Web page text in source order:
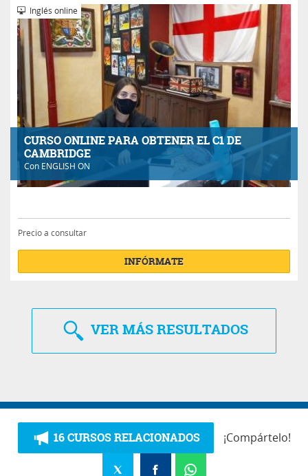
CURSO ONLINE PARA OBTENER EL C1 DE
CAMBRIDGE
Con ENGLISH ON
Inglés online
Precio a consultar
INFÓRMATE
VERMÁS RESULTADOS
16 CURSOS RELACIONADOS ¡Compártelo!